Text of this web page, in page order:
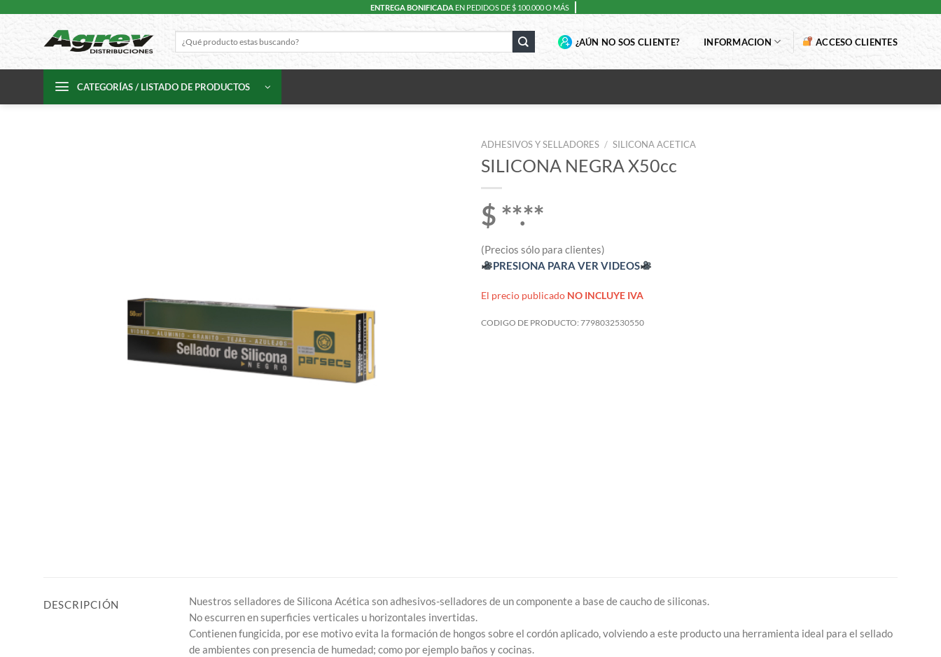
ENTREGA BONIFICADA EN PEDIDOS DE $ 100.000 O MÁS
por:
¿AÚN NO SOS CLIENTE? INFORMACION ACCESO CLIENTES
CATEGORÍAS / LISTADO DE PRODUCTOS
ADHESIVOS Y SELLADORES / SILICONA ACETICA
SILICONA NEGRA X50cc
$ **.**
(Precios sólo para clientes)
PRESIONA PARA VER VIDEOS
El precio publicado NO INCLUYE IVA
CODIGO DE PRODUCTO: 7798032530550
DESCRIPCIÓN
Nuestros selladores de Silicona Acética son adhesivos-selladores de un componente a base de caucho de siliconas.
No escurren en superficies verticales u horizontales invertidas.
Contienen fungicida, por ese motivo evita la formación de hongos sobre el cordón aplicado, volviendo a este producto una herramienta ideal para el sellado
de ambientes con presencia de humedad; como por ejemplo baños y cocinas.